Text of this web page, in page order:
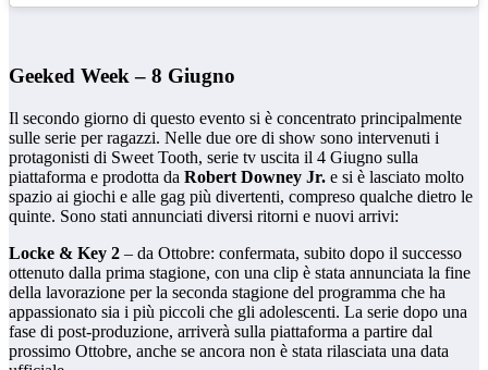
Geeked Week – 8 Giugno
Il secondo giorno di questo evento si è concentrato principalmente
sulle serie per ragazzi. Nelle due ore di show sono intervenuti i
protagonisti di Sweet Tooth, serie tv uscita il 4 Giugno sulla
piattaforma e prodotta da Robert Downey Jr. e si è lasciato molto
spazio ai giochi e alle gag più divertenti, compreso qualche dietro le
quinte. Sono stati annunciati diversi ritorni e nuovi arrivi:
Locke & Key 2 – da Ottobre: confermata, subito dopo il successo
ottenuto dalla prima stagione, con una clip è stata annunciata la fine
della lavorazione per la seconda stagione del programma che ha
appassionato sia i più piccoli che gli adolescenti. La serie dopo una
fase di post-produzione, arriverà sulla piattaforma a partire dal
prossimo Ottobre, anche se ancora non è stata rilasciata una data